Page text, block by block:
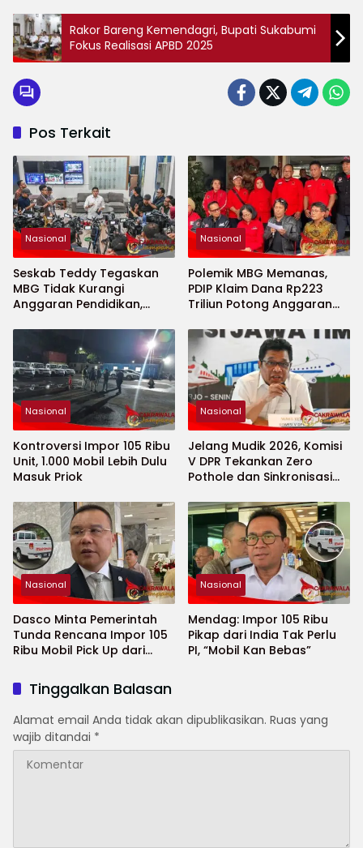
Rakor Bareng Kemendagri, Bupati Sukabumi
Fokus Realisasi APBD 2025
Pos Terkait
Nasional
Seskab Teddy Tegaskan
MBG Tidak Kurangi
Anggaran Pendidikan,
Nasional
Polemik MBG Memanas,
PDIP Klaim Dana Rp223
Triliun Potong Anggaran
Nasional
Kontroversi Impor 105 Ribu
Unit, 1.000 Mobil Lebih Dulu
Masuk Priok
Nasional
Jelang Mudik 2026, Komisi
V DPR Tekankan Zero
Pothole dan Sinkronisasi
Nasional
Dasco Minta Pemerintah
Tunda Rencana Impor 105
Ribu Mobil Pick Up dari
Nasional
Mendag: Impor 105 Ribu
Pikap dari India Tak Perlu
PI, “Mobil Kan Bebas”
Tinggalkan Balasan
Alamat email Anda tidak akan dipublikasikan. Ruas yang
wajib ditandai *